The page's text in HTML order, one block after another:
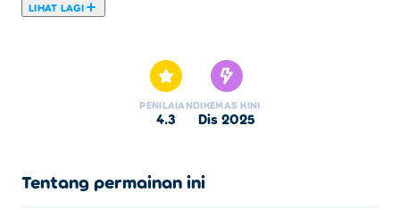
LIHAT LAGI
PENILAIAN
4.3
DIKEMAS KINI
Dis 2025
Tentang permainan ini